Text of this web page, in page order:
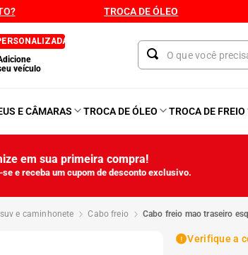
TROCA DE ÓLEO
veículo
E CÂMARAS TROCA DE ÓLEO TROCA DE FREIO
em sua primeira compra!
e receba um cupom de desconto exclusivo.
e caminhonete cabo freio cabo freio mao traseiro
Verifique a
1º Kit 4 Pneu
2º Kit Pneu
3 º Bproauto